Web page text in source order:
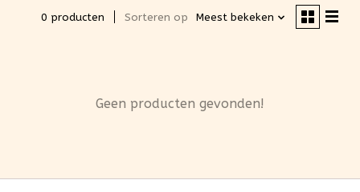
0 producten Sorteren op Meest bekeken
Geen producten gevonden!